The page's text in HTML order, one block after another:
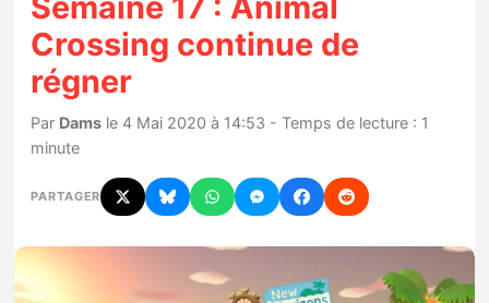
Jeux
Hardware
Mises à jour
Chiffres de ventes
Rumeurs
Crossing continue de
régner
Par Dams le 4 Mai 2020 à 14:53 - Temps de lecture : 1
minute
PARTAGER